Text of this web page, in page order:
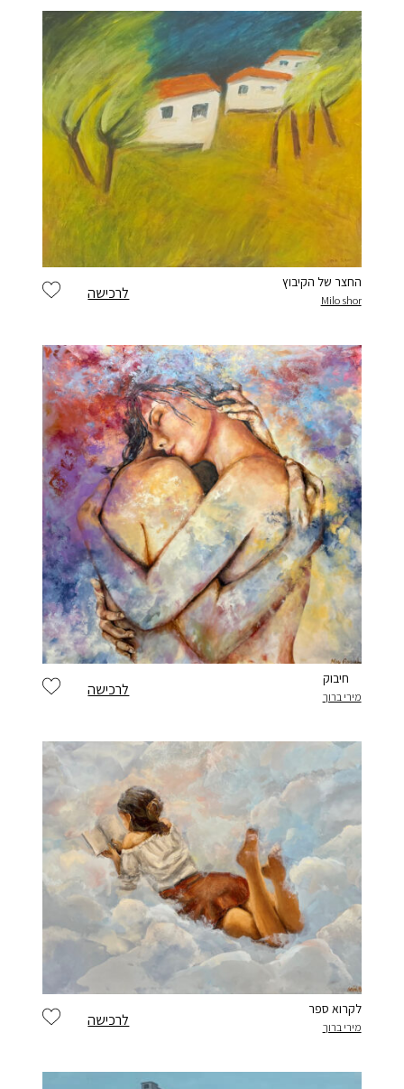
לרכישה
החצר של הקיבוץ
Milo shor
לרכישה
חיבוק
מירי ברוך
לרכישה
לקרוא ספר
מירי ברוך